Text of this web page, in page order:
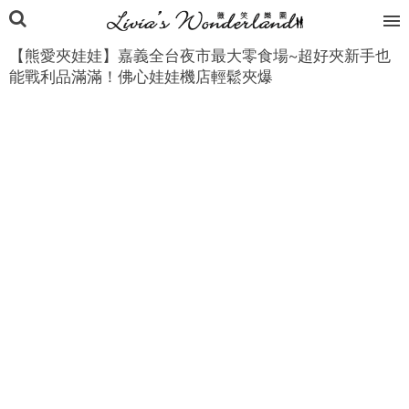
【熊愛夾娃娃】嘉義全台夜市最大零食場~超好夾新手也
能戰利品滿滿！佛心娃娃機店輕鬆夾爆